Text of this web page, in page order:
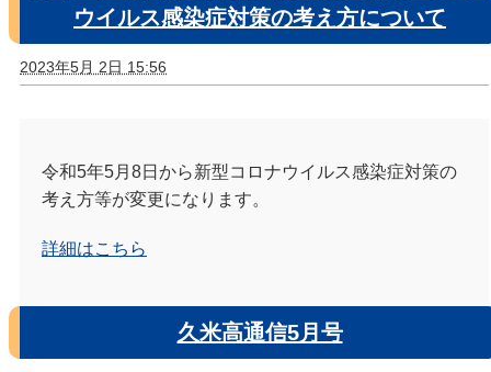
ウイルス感染症対策の考え方について
2023年5月 2日 15:56
令和5年5月8日から新型コロナウイルス感染症対策の
考え方等が変更になります。
詳細はこちら
久米高通信5月号